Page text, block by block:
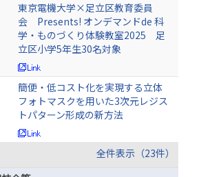
東京電機大学×足立区教育委員
会 Presents! オンデマンドde 科
学・ものづくり体験教室2025 足
立区小学5年生30名対象
簡便・低コスト化を実現する立体
フォトマスクを用いた3次元レジス
トパターン形成の新方法
全件表示（23件）